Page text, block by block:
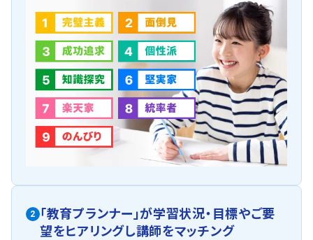
2 「教育プランナー」が学習状況・目標やご要
望をヒアリングし講師をマッチング